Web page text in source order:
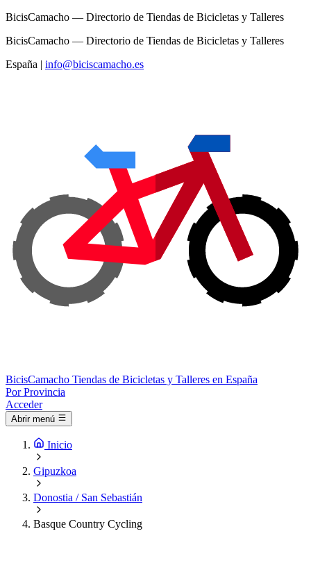
BicisCamacho — Directorio de Tiendas de Bicicletas y Talleres
BicisCamacho — Directorio de Tiendas de Bicicletas y Talleres
España | info@biciscamacho.es
BicisCamacho Tiendas de Bicicletas y Talleres en España
Por Provincia
Acceder
Abrir menú
Inicio
Gipuzkoa
Donostia / San Sebastián
Basque Country Cycling